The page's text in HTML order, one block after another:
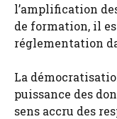
l’amplification
de formation, il
réglementation
La
puissance des
sens accru des